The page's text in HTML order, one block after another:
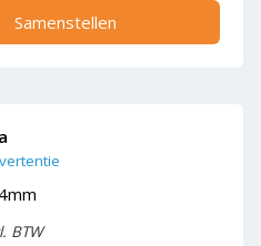
Samenstellen
BTW